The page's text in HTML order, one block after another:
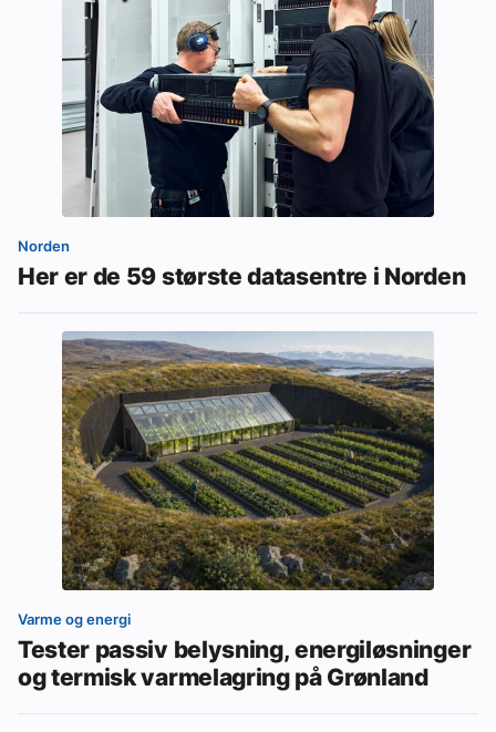
Norden
Her er de 59 største datasentre i Norden
Varme og energi
Tester passiv belysning, energiløsninger
og termisk varmelagring på Grønland